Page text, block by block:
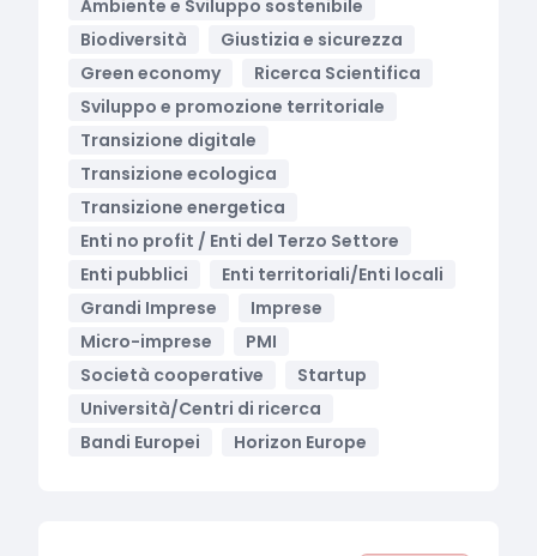
Ambiente e Sviluppo sostenibile
Biodiversità
Giustizia e sicurezza
Green economy
Ricerca Scientifica
Sviluppo e promozione territoriale
Transizione digitale
Transizione ecologica
Transizione energetica
Enti no profit / Enti del Terzo Settore
Enti pubblici
Enti territoriali/Enti locali
Grandi Imprese
Imprese
Micro-imprese
PMI
Società cooperative
Startup
Università/Centri di ricerca
Bandi Europei
Horizon Europe